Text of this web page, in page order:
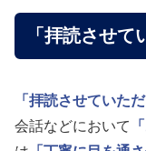
「拝読させ
「拝読させていただ
会話などにおいて